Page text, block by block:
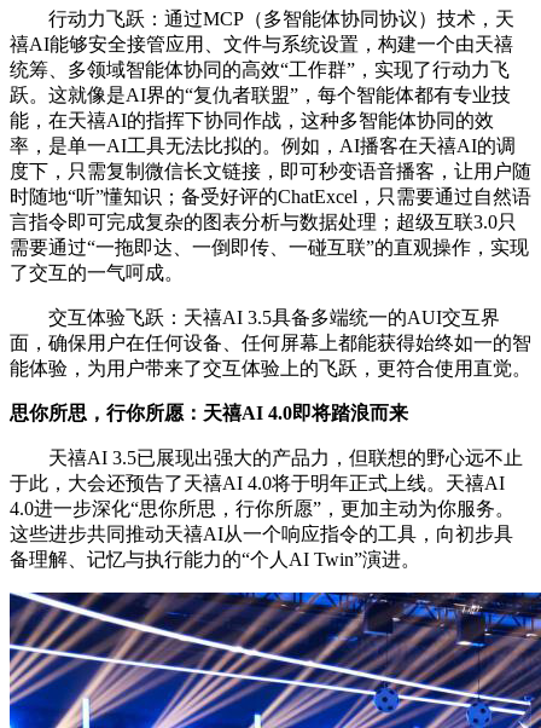
行动力飞跃：通过MCP（多智能体协同协议）技术，天
禧AI能够安全接管应用、文件与系统设置，构建一个由天禧
统筹、多领域智能体协同的高效“工作群”，实现了行动力飞
跃。这就像是AI界的“复仇者联盟”，每个智能体都有专业技
能，在天禧AI的指挥下协同作战，这种多智能体协同的效
率，是单一AI工具无法比拟的。例如，AI播客在天禧AI的调
度下，只需复制微信长文链接，即可秒变语音播客，让用户随
时随地“听”懂知识；备受好评的ChatExcel，只需要通过自然语
言指令即可完成复杂的图表分析与数据处理；超级互联3.0只
需要通过“一拖即达、一倒即传、一碰互联”的直观操作，实现
了交互的一气呵成。
交互体验飞跃：天禧AI 3.5具备多端统一的AUI交互界
面，确保用户在任何设备、任何屏幕上都能获得始终如一的智
能体验，为用户带来了交互体验上的飞跃，更符合使用直觉。
思你所思，行你所愿：天禧AI 4.0即将踏浪而来
天禧AI 3.5已展现出强大的产品力，但联想的野心远不止
于此，大会还预告了天禧AI 4.0将于明年正式上线。天禧AI
4.0进一步深化“思你所思，行你所愿”，更加主动为你服务。
这些进步共同推动天禧AI从一个响应指令的工具，向初步具
备理解、记忆与执行能力的“个人AI Twin”演进。